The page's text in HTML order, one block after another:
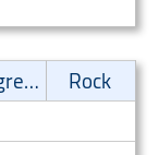
Progressive
Rock